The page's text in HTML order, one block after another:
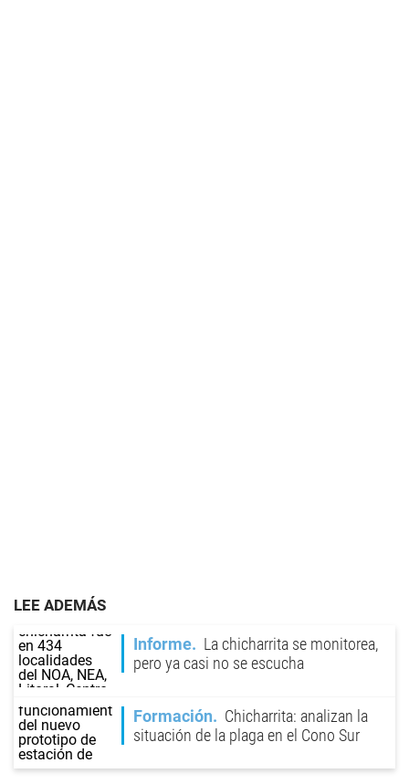
LEE ADEMÁS
Informe
La chicharrita se monitorea,
pero ya casi no se escucha
Formación
Chicharrita: analizan la
situación de la plaga en el Cono Sur